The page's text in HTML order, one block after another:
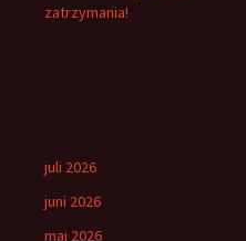
zatrzymania!
juli 2026
juni 2026
maj 2026